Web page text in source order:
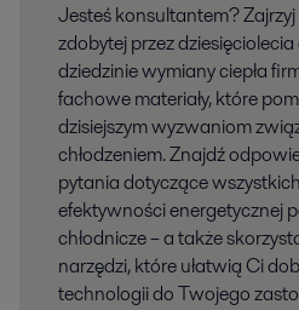
Jesteś konsultantem?
zdobytej przez
dziedzinie wymiany ciepła
fachowe materiały, które
dzisiejszym wyzwaniom
chłodzeniem. Znajdź
pytania dotyczące
efektywności energetycznej
chłodnicze – a także
narzędzi, które ułatwią Ci
technologii do Twojego